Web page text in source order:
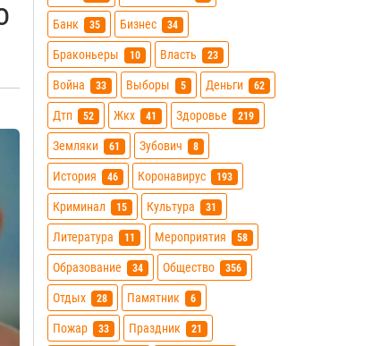
Банк 35 Бизнес 34
Браконьеры 10 Власть 23
Война 33 Выборы 5 Деньги 62
Дтп 52 Жкх 41 Здоровье 219
Земляки 61 Зубович 8
История 46 Коронавирус 193
Криминал 15 Культура 31
Литература 11 Мероприятия 58
Образование 34 Общество 356
Отдых 28 Памятник 6
Пожар 33 Праздник 21